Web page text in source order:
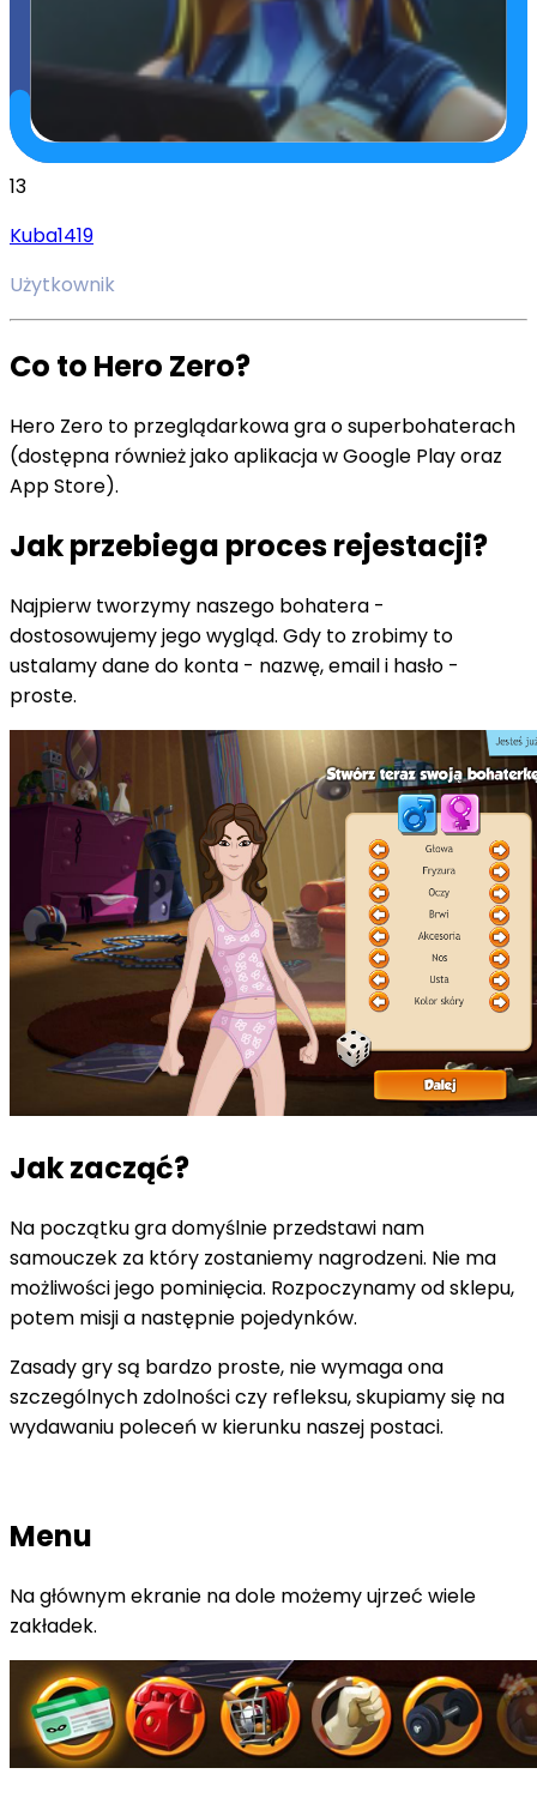
13
Kuba1419
Użytkownik
Co to Hero Zero?
Hero Zero to przeglądarkowa gra o superbohaterach
(dostępna również jako aplikacja w Google Play oraz
App Store).
Jak przebiega proces rejestacji?
Najpierw tworzymy naszego bohatera -
dostosowujemy jego wygląd. Gdy to zrobimy to
ustalamy dane do konta - nazwę, email i hasło -
proste.
Jak zacząć?
Na początku gra domyślnie przedstawi nam
samouczek za który zostaniemy nagrodzeni. Nie ma
możliwości jego pominięcia. Rozpoczynamy od sklepu,
potem misji a następnie pojedynków.
Zasady gry są bardzo proste, nie wymaga ona
szczególnych zdolności czy refleksu, skupiamy się na
wydawaniu poleceń w kierunku naszej postaci.
Menu
Na głównym ekranie na dole możemy ujrzeć wiele
zakładek.